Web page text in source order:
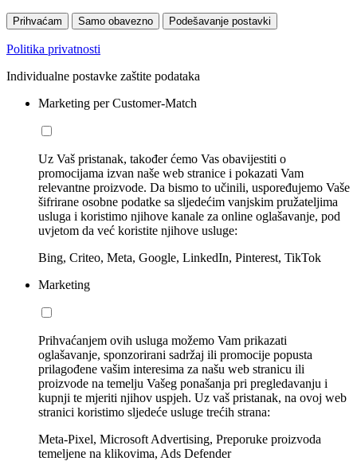
Prihvaćam Samo obavezno Podešavanje postavki
Politika privatnosti
Individualne postavke zaštite podataka
Marketing per Customer-Match
Uz Vaš pristanak, također ćemo Vas obavijestiti o
promocijama izvan naše web stranice i pokazati Vam
relevantne proizvode. Da bismo to učinili, uspoređujemo Vaše
šifrirane osobne podatke sa sljedećim vanjskim pružateljima
usluga i koristimo njihove kanale za online oglašavanje, pod
uvjetom da već koristite njihove usluge:
Bing, Criteo, Meta, Google, LinkedIn, Pinterest, TikTok
Marketing
Prihvaćanjem ovih usluga možemo Vam prikazati
oglašavanje, sponzorirani sadržaj ili promocije popusta
prilagođene vašim interesima za našu web stranicu ili
proizvode na temelju Vašeg ponašanja pri pregledavanju i
kupnji te mjeriti njihov uspjeh. Uz vaš pristanak, na ovoj web
stranici koristimo sljedeće usluge trećih strana:
Meta-Pixel, Microsoft Advertising, Preporuke proizvoda
temeljene na klikovima, Ads Defender